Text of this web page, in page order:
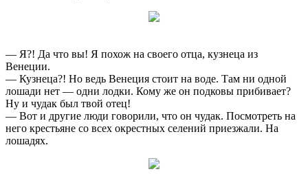
— Я?! Да что вы! Я похож на своего отца, кузнеца из
Венеции.
— Кузнеца?! Но ведь Венеция стоит на воде. Там ни одной
лошади нет — одни лодки. Кому же он подковы прибивает?
Ну и чудак был твой отец!
— Вот и другие люди говорили, что он чудак. Посмотреть на
него крестьяне со всех окрестных селений приезжали. На
лошадях.